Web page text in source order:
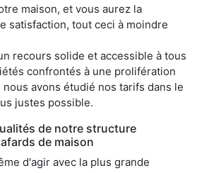
maison, et vous aurez la
satisfaction, tout ceci à moindre
recours solide et accessible à tous
confrontés à une prolifération
avons étudié nos tarifs dans le
justes possible.
de notre structure
de maison
d'agir avec la plus grande